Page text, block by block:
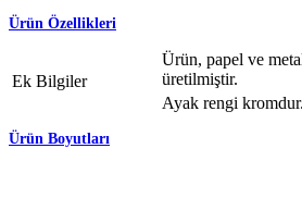
Ürün Özellikleri
Ek Bilgiler
Ürün, papel ve
üretilmiştir.
Ayak rengi kromdur.
Ürün Boyutları